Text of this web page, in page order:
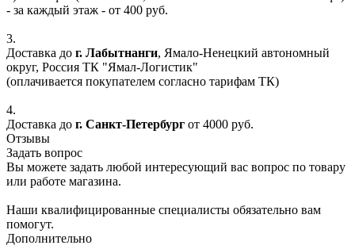
- за каждый этаж - от 400 руб.
3.
Доставка до г. Лабытнанги, Ямало-Ненецкий автономный
округ, Россия ТК "Ямал-Логистик"
(оплачивается покупателем согласно тарифам ТК)
4.
Доставка до г. Санкт-Петербург от 4000 руб.
Отзывы
Задать вопрос
Вы можете задать любой интересующий вас вопрос по товару
или работе магазина.
Наши квалифицированные специалисты обязательно вам
помогут.
Дополнительно